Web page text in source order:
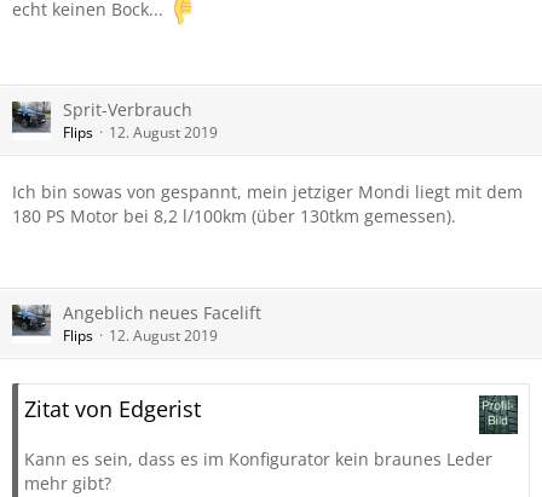
echt keinen Bock...
Sprit-Verbrauch
Flips 12. August 2019
Ich bin sowas von gespannt, mein jetziger Mondi liegt mit dem
180 PS Motor bei 8,2 l/100km (über 130tkm gemessen).
Angeblich neues Facelift
Flips 12. August 2019
Zitat von Edgerist
Kann es sein, dass es im Konfigurator kein braunes Leder
mehr gibt?